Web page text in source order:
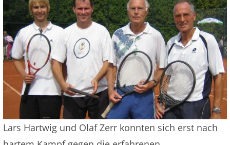
Lars Hartwig und Olaf Zerr konnten sich erst nach